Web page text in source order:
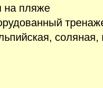
на пляже